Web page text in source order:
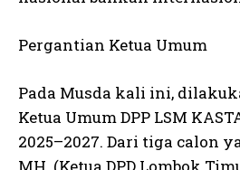
Pergantian Ketua Umum
Pada Musda kali ini,
Ketua Umum DPP LSM
2025–2027. Dari tiga calon
MH. (Ketua DPD Lombok